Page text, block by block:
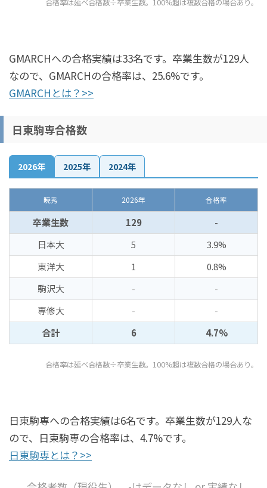
合格率は延べ合格数÷卒業生数。100%超は複数合格の場合あり。
GMARCHへの合格実績は33名です。卒業生数が129人
なので、GMARCHの合格率は、25.6%です。
GMARCHとは？>>
日東駒専合格数
2026年 2025年 2024年
暁秀 2026年 合格率
卒業生数 129
-
日本大
5
3.9%
東洋大
1
0.8%
駒沢大
-
-
専修大
-
-
合計
6 4.7%
合格率は延べ合格数÷卒業生数。100%超は複数合格の場合あり。
日東駒専への合格実績は6名です。卒業生数が129人な
ので、日東駒専の合格率は、4.7%です。
日東駒専とは？>>